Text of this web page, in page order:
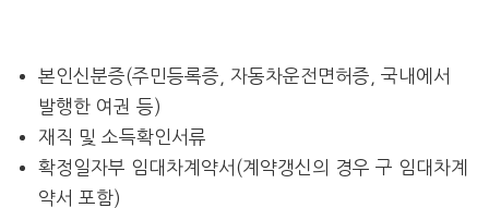
본인신분증(주민등록증, 자동차운전면허증, 국내에서
발행한 여권 등)
재직 및 소득확인서류
확정일자부 임대차계약서(계약갱신의 경우 구 임대차계
약서 포함)